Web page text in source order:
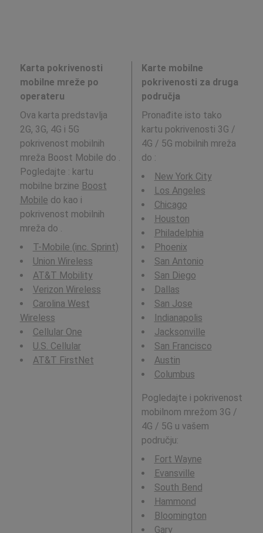
Karta pokrivenosti
mobilne mreže po
operateru
Ova karta predstavlja
2G, 3G, 4G i 5G
pokrivenost mobilnih
mreža Boost Mobile do .
Pogledajte : kartu
mobilne brzine Boost
Mobile do kao i
pokrivenost mobilnih
mreža do .
T-Mobile (inc. Sprint)
Union Wireless
AT&T Mobility
Verizon Wireless
Carolina West
Wireless
Cellular One
U.S. Cellular
AT&T FirstNet
Karte mobilne
pokrivenosti za druga
područja
Pronađite isto tako
kartu pokrivenosti 3G /
4G / 5G mobilnih mreža
do :
New York City
Los Angeles
Chicago
Houston
Philadelphia
Phoenix
San Antonio
San Diego
Dallas
San Jose
Indianapolis
Jacksonville
San Francisco
Austin
Columbus
Pogledajte i pokrivenost
mobilnom mrežom 3G /
4G / 5G u vašem
području:
Fort Wayne
Evansville
South Bend
Hammond
Bloomington
Gary